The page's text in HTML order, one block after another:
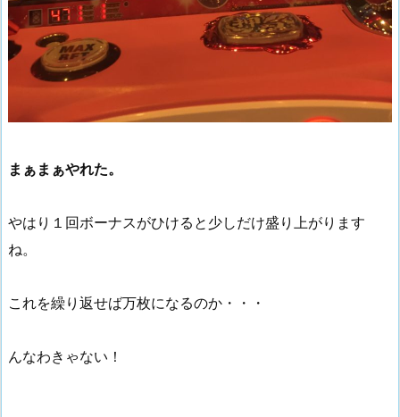
まぁまぁやれた。
やはり１回ボーナスがひけると少しだけ盛り上がります
ね。
これを繰り返せば万枚になるのか・・・
んなわきゃない！